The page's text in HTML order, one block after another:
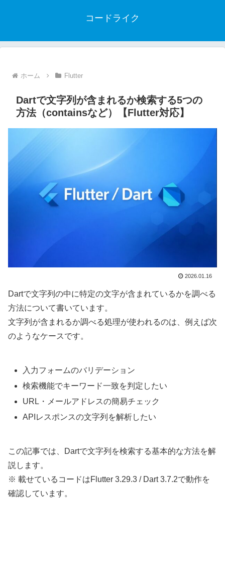
コードライク
ホーム Flutter
Dartで文字列が含まれるか検索する5つの
方法（containsなど）【Flutter対応】
2026.01.16
Dartで文字列の中に特定の文字が含まれているかを調べる
方法について書いています。
文字列が含まれるか調べる処理が使われるのは、例えば次
のようなケースです。
入力フォームのバリデーション
検索機能でキーワード一致を判定したい
URL・メールアドレスの簡易チェック
APIレスポンスの文字列を解析したい
この記事では、Dartで文字列を検索する基本的な方法を解
説します。
※ 載せているコードはFlutter 3.29.3 / Dart 3.7.2で動作を
確認しています。